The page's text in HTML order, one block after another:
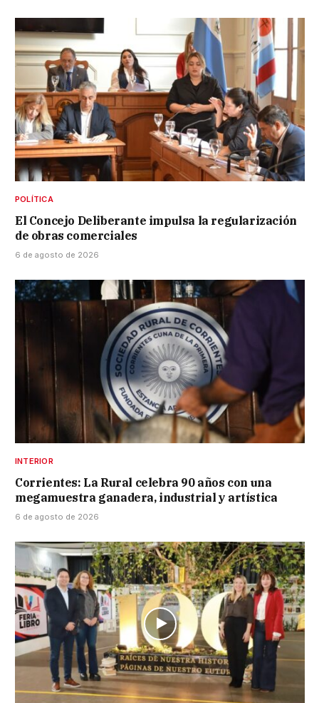
POLÍTICA
El Concejo Deliberante impulsa la regularización
de obras comerciales
6 de agosto de 2026
INTERIOR
Corrientes: La Rural celebra 90 años con una
megamuestra ganadera, industrial y artística
6 de agosto de 2026